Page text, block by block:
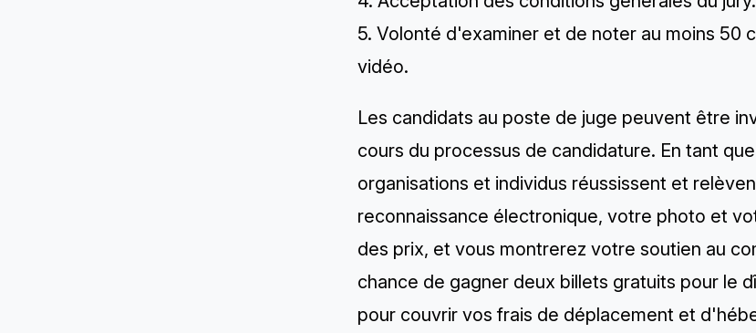
5. Volonté d'examiner et de noter au moins
vidéo.
Les candidats au poste de juge peuvent être
cours du processus de candidature. En tant
organisations et individus réussissent et
reconnaissance électronique, votre photo et
des prix, et vous montrerez votre soutien au
chance de gagner deux billets gratuits pour le
pour couvrir vos frais de déplacement et